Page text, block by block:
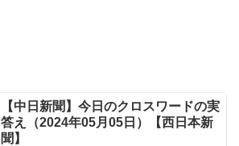
【中日新聞】今日のクロスワードの実
答え（2024年05月05日）【西日本新
聞】